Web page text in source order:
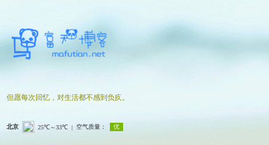
但愿每次回忆，对生活都不感到负疚。